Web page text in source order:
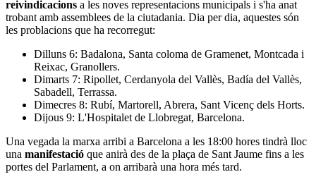
reivindicacions a les noves representacions municipals i s'ha anat
trobant amb assemblees de la ciutadania. Dia per dia, aquestes són
les problacions que ha recorregut:
Dilluns 6: Badalona, Santa coloma de Gramenet, Montcada i
Reixac, Granollers.
Dimarts 7: Ripollet, Cerdanyola del Vallès, Badía del Vallès,
Sabadell, Terrassa.
Dimecres 8: Rubí, Martorell, Abrera, Sant Vicenç dels Horts.
Dijous 9: L'Hospitalet de Llobregat, Barcelona.
Una vegada la marxa arribi a Barcelona a les 18:00 hores tindrà lloc
una manifestació que anirà des de la plaça de Sant Jaume fins a les
portes del Parlament, a on arribarà una hora més tard.